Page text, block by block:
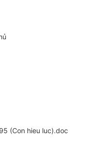
(Con hieu luc).doc